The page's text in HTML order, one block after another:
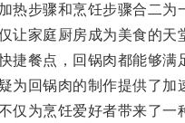
步骤和烹饪步骤合二为
家庭厨房成为美食的天
餐点，回锅肉都能够满
回锅肉的制作提供了加
为烹饪爱好者带来了一